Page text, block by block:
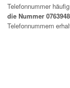
Telefonnummer
die Nummer
Telefonnummern